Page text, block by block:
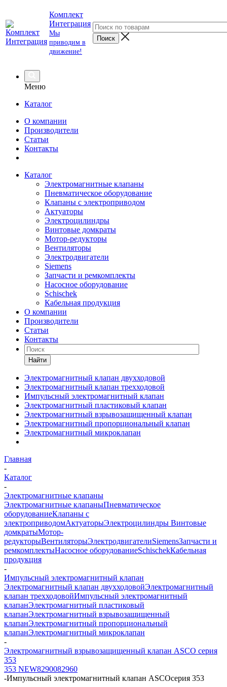
Комплект
Интеграция
Мы
приводим в
движение!
Меню
Каталог
О компании
Производители
Статьи
Контакты
Каталог
Электромагнитные клапаны
Пневматическое оборудование
Клапаны с электроприводом
Актуаторы
Электроцилиндры
Винтовые домкраты
Мотор-редукторы
Вентиляторы
Электродвигатели
Siemens
Запчасти и ремкомплекты
Насосное оборудование
Schischek
Кабельная продукция
О компании
Производители
Статьи
Контакты
Найти
Электромагнитный клапан двухходовой
Электромагнитный клапан трехходовой
Импульсный электромагнитный клапан
Электромагнитный пластиковый клапан
Электромагнитный взрывозащищенный клапан
Электромагнитный пропорциональный клапан
Электромагнитный микроклапан
Главная
-
Каталог
-
Электромагнитные клапаны
Электромагнитные клапаныПневматическое
оборудованиеКлапаны с
электроприводомАктуаторыЭлектроцилиндры Винтовые
домкратыМотор-
редукторыВентиляторыЭлектродвигателиSiemensЗапчасти и
ремкомплектыНасосное оборудованиеSchischekКабельная
продукция
-
Импульсный электромагнитный клапан
Электромагнитный клапан двухходовойЭлектромагнитный
клапан трехходовойИмпульсный электромагнитный
клапанЭлектромагнитный пластиковый
клапанЭлектромагнитный взрывозащищенный
клапанЭлектромагнитный пропорциональный
клапанЭлектромагнитный микроклапан
-
Электромагнитный взрывозащищенный клапан ASCO серия
353
353 NEW8290082960
-Импульсный электромагнитный клапан ASCOсерия 353